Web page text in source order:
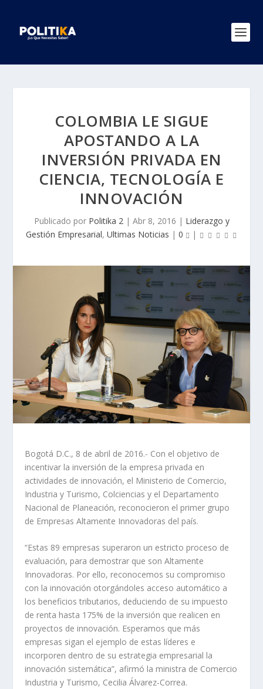
COLOMBIA LE SIGUE
APOSTANDO A LA
INVERSIÓN PRIVADA EN
CIENCIA, TECNOLOGÍA E
INNOVACIÓN
Publicado por Politika 2| Abr 8, 2016 | Liderazgo y
Gestión Empresarial, Ultimas Noticias | 0 |
Bogotá D.C., 8 de abril de 2016.- Con el objetivo de
incentivar la inversión de la empresa privada en
actividades de innovación, el Ministerio de Comercio,
Industria y Turismo, Colciencias y el Departamento
Nacional de Planeación, reconocieron el primer grupo
de Empresas Altamente Innovadoras del país.
“Estas 89 empresas superaron un estricto proceso de
evaluación, para demostrar que son Altamente
Innovadoras. Por ello, reconocemos su compromiso
con la innovación otorgándoles acceso automático a
los beneficios tributarios, deduciendo de su impuesto
de renta hasta 175% de la inversión que realicen en
proyectos de innovación. Esperamos que más
empresas sigan el ejemplo de estas líderes e
incorporen dentro de su estrategia empresarial la
innovación sistemática”, afirmó la ministra de Comercio
Industria y Turismo, Cecilia Álvarez-Correa.